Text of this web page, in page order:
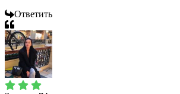
Ответить